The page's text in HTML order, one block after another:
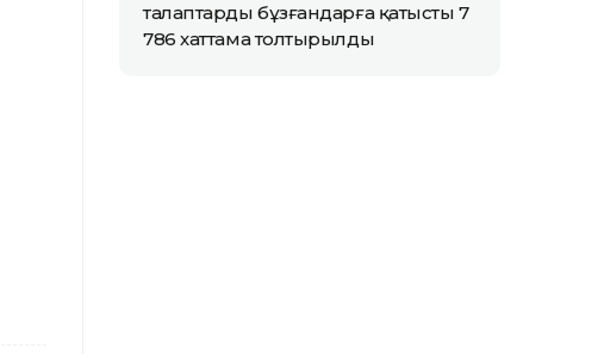
талаптарды бұзғандарға қатысты 7
786 хаттама толтырылды